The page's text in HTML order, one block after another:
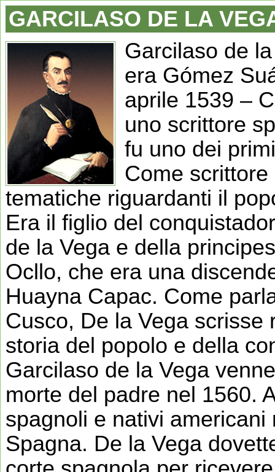
GARCILASO DE LA
Garcilaso de
era Gómez
aprile 1539 –
uno scrittore
fu uno dei
Come
tematiche riguardanti il
Era il figlio del
de la Vega e della
Ocllo, che era una
Huayna Capac. Come
Cusco, De la Vega
storia del popolo e della
Garcilaso de la Vega
morte del padre nel 1560.
spagnoli e nativi
Spagna. De la Vega